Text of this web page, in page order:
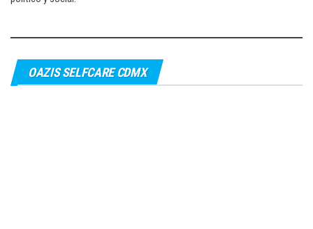
OAZIS SELFCARE CDMX